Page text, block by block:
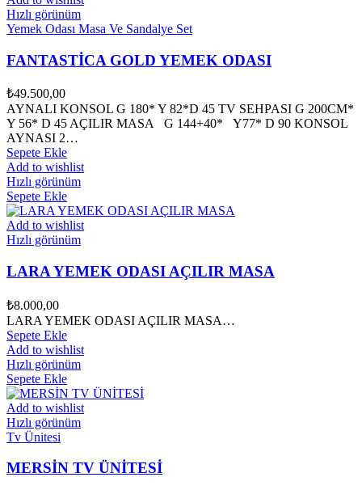
Hızlı görünüm
Yemek Odası Masa Ve Sandalye Set
FANTASTİCA GOLD YEMEK ODASI
₺49.500,00
AYNALI KONSOL G 180* Y 82*D 45 TV SEHPASI G 200CM*
Y 56* D 45 AÇILIR MASA G 144+40* Y77* D 90 KONSOL
AYNASI 2…
Sepete Ekle
Add to wishlist
Hızlı görünüm
Sepete Ekle
Add to wishlist
Hızlı görünüm
LARA YEMEK ODASI AÇILIR MASA
₺8.000,00
LARA YEMEK ODASI AÇILIR MASA…
Sepete Ekle
Add to wishlist
Hızlı görünüm
Sepete Ekle
Add to wishlist
Hızlı görünüm
Tv Ünitesi
MERSİN TV ÜNİTESİ